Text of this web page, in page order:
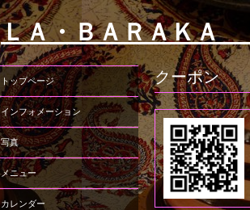
ＬＡ・ＢＡＲＡＫＡ
クーポン
トップページ
インフォメーション
写真
メニュー
カレンダー